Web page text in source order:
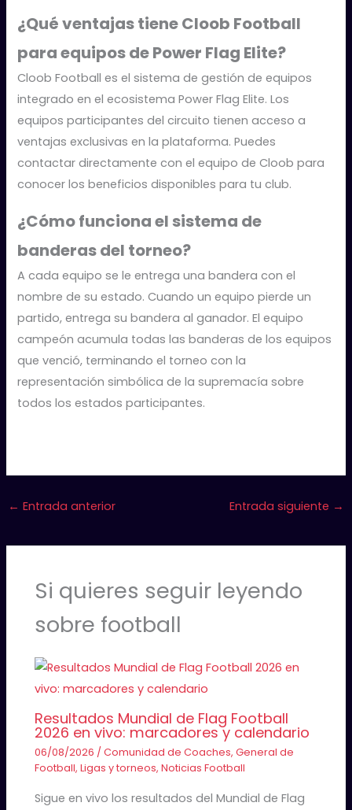
¿Qué ventajas tiene Cloob Football
para equipos de Power Flag Elite?
Cloob Football es el sistema de gestión de equipos
integrado en el ecosistema Power Flag Elite. Los
equipos participantes del circuito tienen acceso a
ventajas exclusivas en la plataforma. Puedes
contactar directamente con el equipo de Cloob para
conocer los beneficios disponibles para tu club.
¿Cómo funciona el sistema de
banderas del torneo?
A cada equipo se le entrega una bandera con el
nombre de su estado. Cuando un equipo pierde un
partido, entrega su bandera al ganador. El equipo
campeón acumula todas las banderas de los equipos
que venció, terminando el torneo con la
representación simbólica de la supremacía sobre
todos los estados participantes.
← Entrada anterior Entrada siguiente →
Si quieres seguir leyendo
sobre football
Resultados Mundial de Flag Football
2026 en vivo: marcadores y calendario
06/08/2026 /Comunidad de Coaches,General de
Football,Ligas y torneos,Noticias Football
Sigue en vivo los resultados del Mundial de Flag